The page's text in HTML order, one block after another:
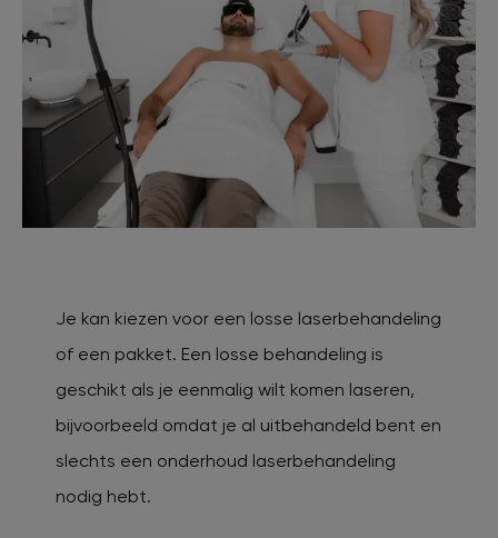
Je kan kiezen voor een losse laserbehandeling
of een pakket. Een losse behandeling is
geschikt als je eenmalig wilt komen laseren,
bijvoorbeeld omdat je al uitbehandeld bent en
slechts een onderhoud laserbehandeling
nodig hebt.